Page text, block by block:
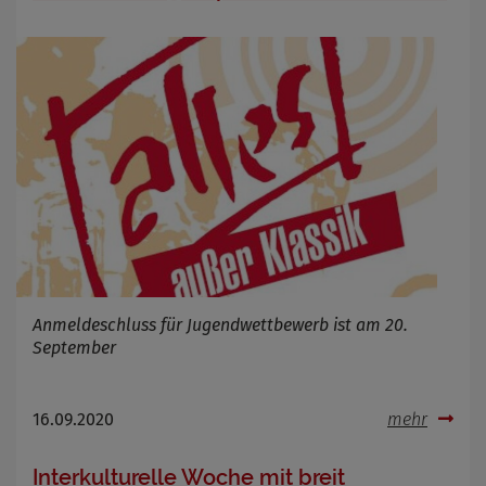
Anmeldeschluss für Jugendwettbewerb ist am 20.
September
16.09.2020 mehr
Interkulturelle Woche mit breit
Anbieter
Cookie Name
Cookie Laufzeit
Infos schließen